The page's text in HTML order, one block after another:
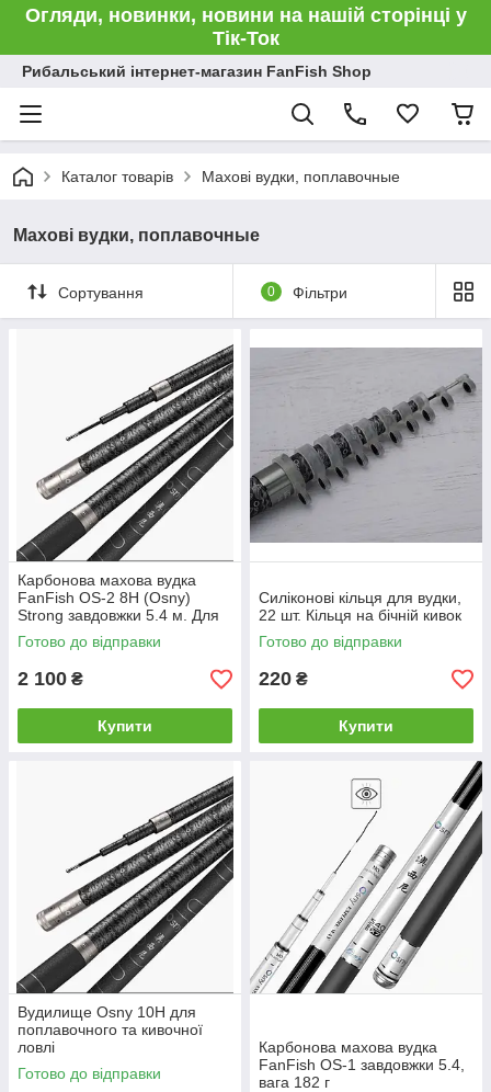
Огляди, новинки, новини на нашій сторінці у
Тік-Ток
Рибальський інтернет-магазин FanFish Shop
Каталог товарів Махові вудки, поплавочные
Махові вудки, поплавочные
Сортування 0 Фільтри
Карбонова махова вудка
FanFish OS-2 8H (Osny)
Strong завдовжки 5.4 м. Для
великої риби.
Готово до відправки
2 100 ₴
Купити
Силіконові кільця для вудки,
22 шт. Кільця на бічній кивок
Готово до відправки
220 ₴
Купити
Вудилище Osny 10H для
поплавочного та кивочної
ловлі
Готово до відправки
Карбонова махова вудка
FanFish OS-1 завдовжки 5.4,
вага 182 г